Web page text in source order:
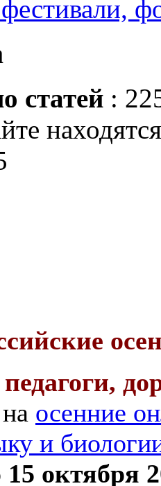
статей :
осенние
и
октября